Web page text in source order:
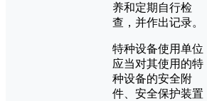
养和定期自行检
查，并作出记录。
特种设备使用单位
应当对其使用的特
种设备的安全附
件、安全保护装置